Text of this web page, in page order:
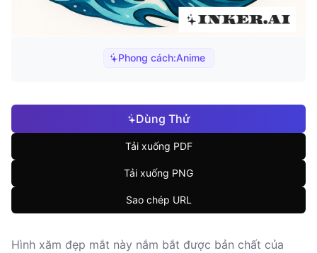
Phong cách:Anime
Dùng Thử
Tải xuống PDF
Tải xuống PNG
Sao chép URL
Hình xăm đẹp mắt này nắm bắt được bản chất của